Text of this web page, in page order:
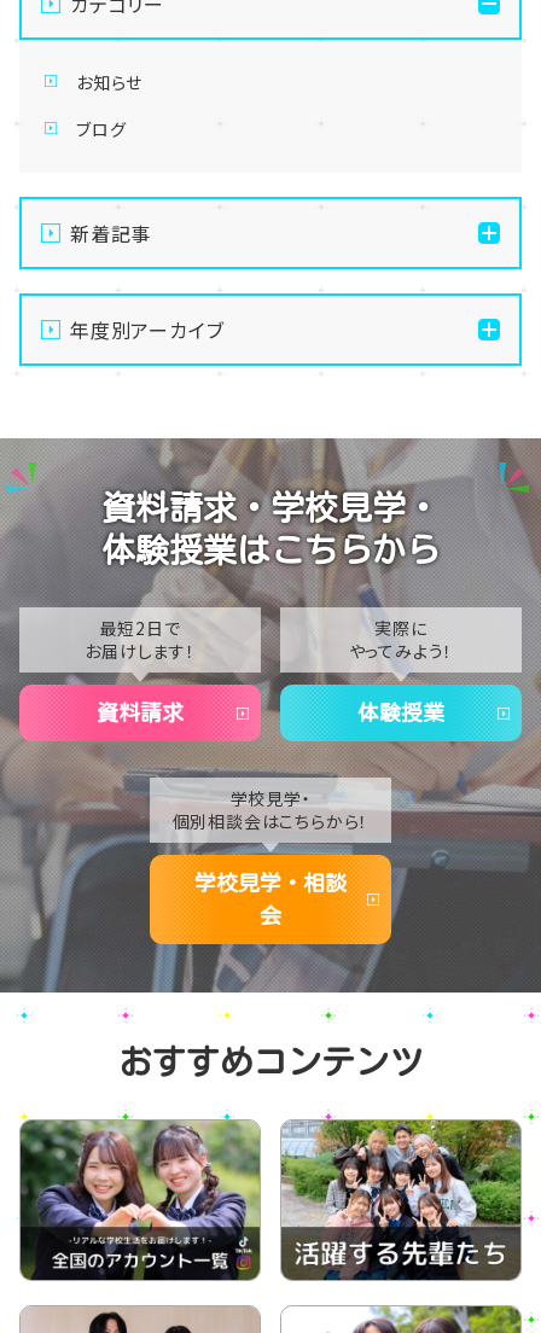
お知らせ
ブログ
新着記事
通信制高校の学習風景
メイク美容専攻の授業風景
演技の授業風景
Vtuberという表現を学ぶ
年度別アーカイブ
2025
2024
2023
2021
2020
資料請求・学校見学・
体験授業はこちらから
最短2日で
お届けします！
資料請求
実際に
やってみよう！
体験授業
学校見学・
個別相談会はこちらから！
学校見学・相談
会
おすすめコンテンツ